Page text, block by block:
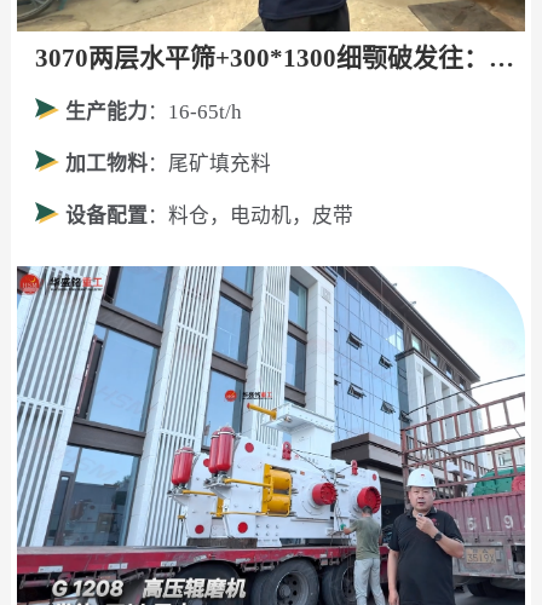
3070两层水平筛+300*1300细颚破发往：西藏·那曲！
生产能力 ：16-65t/h
加工物料：尾矿填充料
设备配置：料仓，电动机，皮带